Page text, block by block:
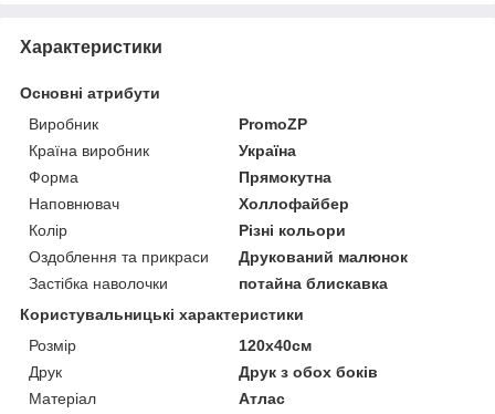
Характеристики
Основні атрибути
Виробник
PromoZP
Країна виробник
Україна
Форма
Прямокутна
Наповнювач
Холлофайбер
Колір
Різні кольори
Оздоблення та прикраси
Друкований малюнок
Застібка наволочки
потайна блискавка
Користувальницькі характеристики
Розмір
120х40см
Друк
Друк з обох боків
Матеріал
Атлас